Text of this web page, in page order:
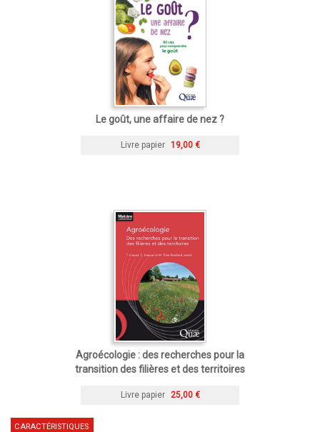
Le goût, une affaire de nez ?
Livre papier 19,00 €
Agroécologie : des recherches pour la
transition des filières et des territoires
Livre papier 25,00 €
CARACTÉRISTIQUES